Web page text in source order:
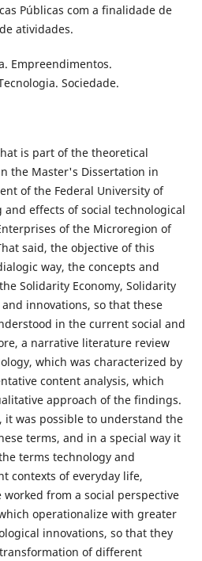
Públicas com a finalidade de
atividades.
Empreendimentos.
Sociedade.
is part of the theoretical
the Master's Dissertation in
of the Federal University of
effects of social technological
of the Microregion of
said, the objective of this
way, the concepts and
Solidarity Economy, Solidarity
innovations, so that these
in the current social and
a narrative literature review
which was characterized by
content analysis, which
approach of the findings.
was possible to understand the
terms, and in a special way it
terms technology and
contexts of everyday life,
from a social perspective
operationalize with greater
innovations, so that they
of different